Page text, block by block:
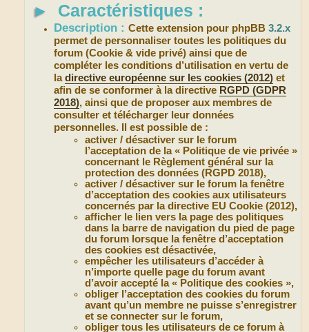
► Caractéristiques :
Description :Cette extension pour phpBB3.2.x
permet de personnaliser toutes les politiques du
forum (Cookie & vide privé) ainsi que de
compléter les conditions d’utilisation en vertu de
ladirective européenne sur les cookies (2012) et
afin de se conformer à la directive RGPD (GDPR
2018), ainsi que de proposer aux membres de
consulter et télécharger leur données
personnelles. Il est possible de :
activer / désactiver sur le forum
l’acceptation de la « Politique de vie privée »
concernant le Règlement général sur la
protection des données (RGPD 2018),
activer / désactiver sur le forum la fenêtre
d’acceptation des cookies aux utilisateurs
concernés par la directive EU Cookie (2012),
afficher le lien vers la page des politiques
dans la barre de navigation du pied de page
du forum lorsque la fenêtre d’acceptation
des cookies est désactivée,
empêcher les utilisateurs d’accéder à
n’importe quelle page du forum avant
d’avoir accepté la « Politique des cookies »,
obliger l’acceptation des cookies du forum
avant qu’un membre ne puisse s’enregistrer
et se connecter sur le forum,
obliger tous les utilisateurs de ce forum à